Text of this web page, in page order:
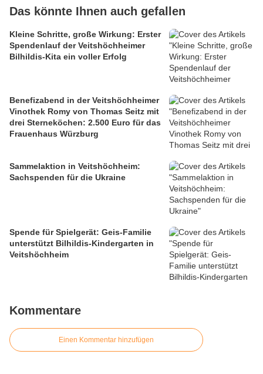
Das könnte Ihnen auch gefallen
Kleine Schritte, große Wirkung: Erster
Spendenlauf der Veitshöchheimer
Bilhildis-Kita ein voller Erfolg
Benefizabend in der Veitshöchheimer
Vinothek Romy von Thomas Seitz mit
drei Sterneköchen: 2.500 Euro für das
Frauenhaus Würzburg
Sammelaktion in Veitshöchheim:
Sachspenden für die Ukraine
Spende für Spielgerät: Geis-Familie
unterstützt Bilhildis-Kindergarten in
Veitshöchheim
Kommentare
Einen Kommentar hinzufügen